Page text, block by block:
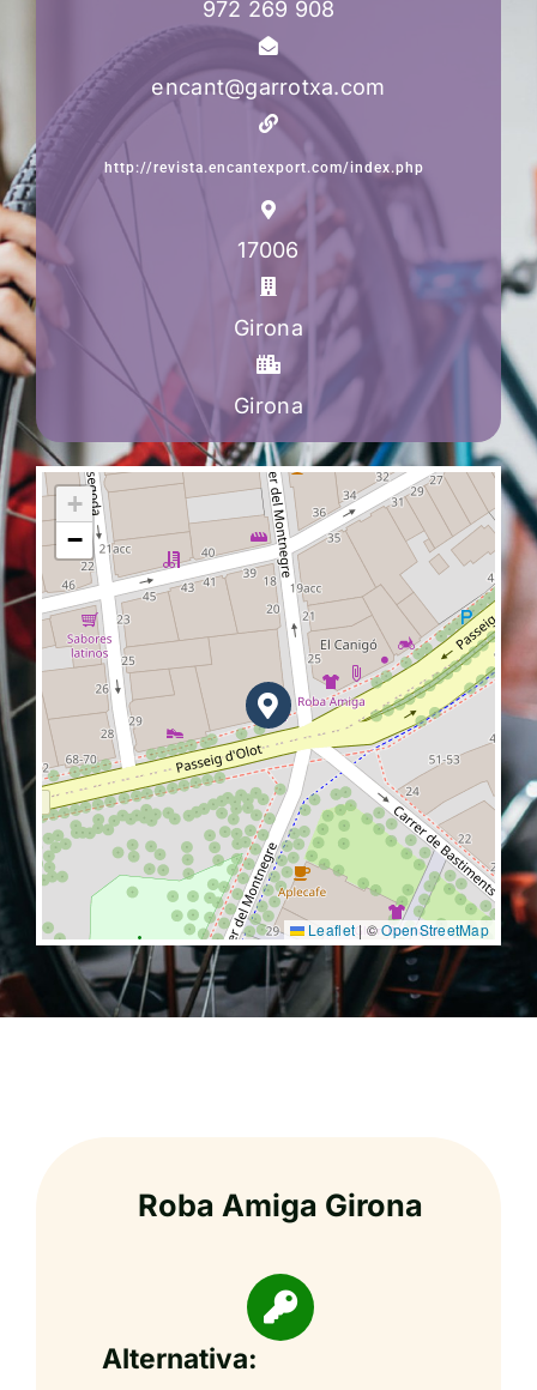
972 269 908
encant@garrotxa.com
http://revista.encantexport.com/index.php
17006
Girona
Girona
+
−
Leaflet| ©OpenStreetMap
Roba Amiga Girona
Alternativa: